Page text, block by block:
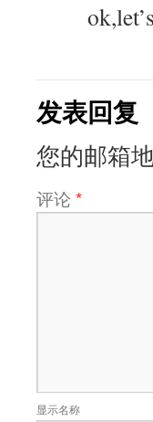
发表回复
您的邮箱
评论 *
显示名称